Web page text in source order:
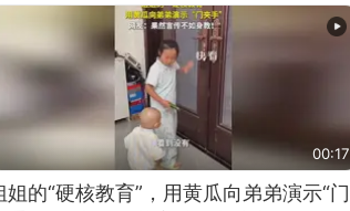
00:17
姐的“硬核教育”，用黄瓜向弟弟演示“门